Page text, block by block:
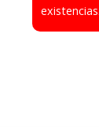
existencias.